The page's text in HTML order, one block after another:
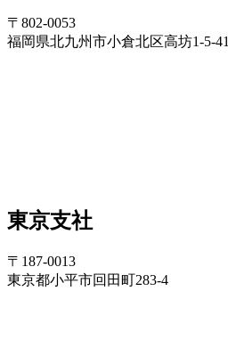
〒802-0053
福岡県北九州市小倉北区高坊1-5-41
東京支社
〒187-0013
東京都小平市回田町283-4